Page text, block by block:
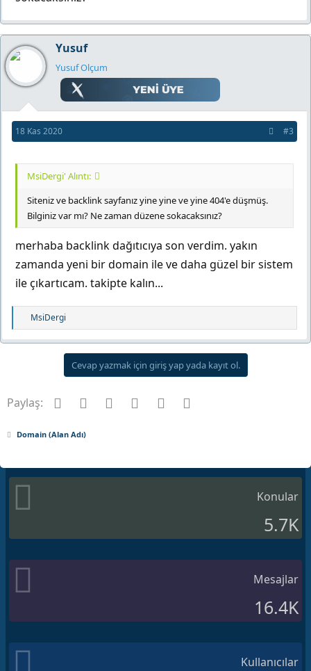
Yusuf
Yusuf Olçum
18 Kas 2020 #3
MsiDergi' Alıntı:
Siteniz ve backlink sayfanız yine yine ve yine 404'e düşmüş.
Bilginiz var mı? Ne zaman düzene sokacaksınız?
merhaba backlink dağıtıcıya son verdim. yakın
zamanda yeni bir domain ile ve daha güzel bir sistem
ile çıkartıcam. takipte kalın...
T
e
p
e
MsiDergi
Cevap yazmak için giriş yap yada kayıt ol.
Paylaş: Facebook
Twitter Pinterest
Tumblr WhatsApp
Domain (Alan Adı)
Konular
5.7K
Mesajlar
16.4K
Kullanıcılar